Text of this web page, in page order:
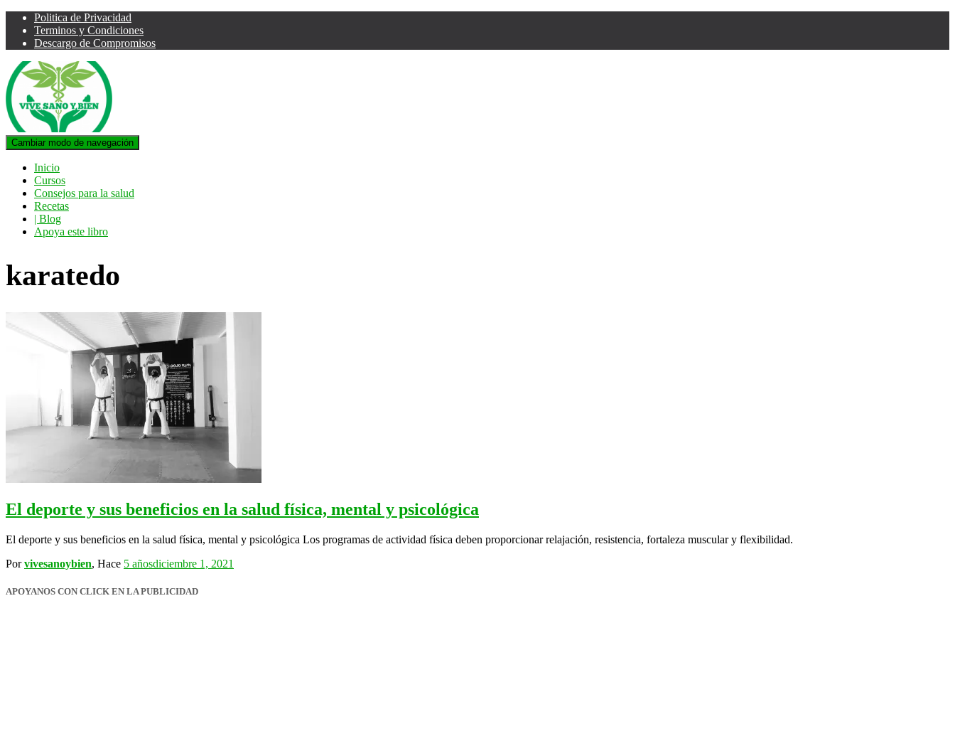
Politica de Privacidad
Terminos y Condiciones
Descargo de Compromisos
Cambiar modo de navegación
Inicio
Cursos
Consejos para la salud
Recetas
| Blog
Apoya este libro
karatedo
El deporte y sus beneficios en la salud física, mental y psicológica
El deporte y sus beneficios en la salud física, mental y psicológica Los programas de actividad física deben proporcionar relajación, resistencia, fortaleza muscular y flexibilidad.
Porvivesanoybien, Hace 5 añosdiciembre 1, 2021
APOYANOS CON CLICK EN LA PUBLICIDAD